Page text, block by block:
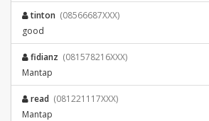
tinton (08566687XXX)
good
fidianz (081578216XXX)
Mantap
read (081221117XXX)
Mantap